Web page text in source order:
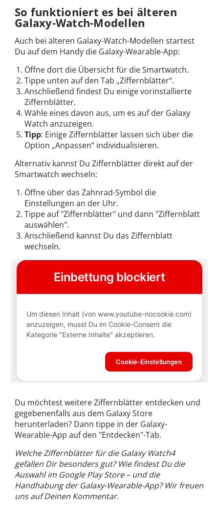
So funktioniert es bei älteren
Galaxy-Watch-Modellen
Auch bei älteren Galaxy-Watch-Modellen startest
Du auf dem Handy die Galaxy-Wearable-App:
Öffne dort die Übersicht für die Smartwatch.
Tippe unten auf den Tab „Ziffernblätter“.
Anschließend findest Du einige vorinstallierte
Ziffernblätter.
Wähle eines davon aus, um es auf der Galaxy
Watch anzuzeigen.
Tipp: Einige Ziffernblätter lassen sich über die
Option „Anpassen“ individualisieren.
Alternativ kannst Du Ziffernblätter direkt auf der
Smartwatch wechseln:
Öffne über das Zahnrad-Symbol die
Einstellungen an der Uhr.
Tippe auf "Ziffernblätter" und dann "Ziffernblatt
auswählen".
Anschließend kannst Du das Ziffernblatt
wechseln.
Du möchtest weitere Ziffernblätter entdecken und
gegebenenfalls aus dem Galaxy Store
herunterladen? Dann tippe in der Galaxy-
Wearable-App auf den "Entdecken"-Tab.
Welche Ziffernblätter für die Galaxy Watch4
gefallen Dir besonders gut? Wie findest Du die
Auswahl im Google Play Store – und die
Handhabung der Galaxy-Wearable-App? Wir freuen
uns auf Deinen Kommentar.